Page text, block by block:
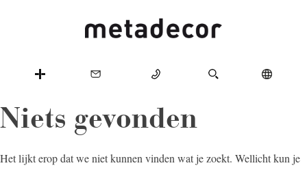
Niets gevonden
Het lijkt erop dat we niet kunnen vinden wat je zoekt. Wellicht kun je